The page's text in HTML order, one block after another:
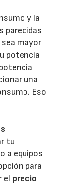
y la
parecidas
sea mayor
potencia
una
Eso
tu
a equipos
para
el precio